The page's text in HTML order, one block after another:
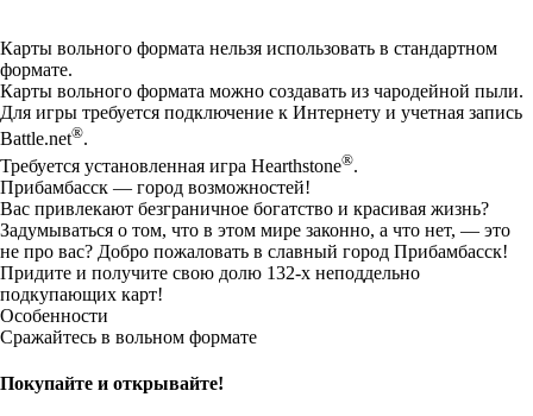
Available actions
Карты вольного формата нельзя использовать в стандартном
формате.
Карты вольного формата можно создавать из чародейной пыли.
Для игры требуется подключение к Интернету и учетная запись
Battle.net®.
Требуется установленная игра Hearthstone®.
Прибамбасск — город возможностей!
Вас привлекают безграничное богатство и красивая жизнь?
Задумываться о том, что в этом мире законно, а что нет, — это
не про вас? Добро пожаловать в славный город Прибамбасск!
Придите и получите свою долю 132-х неподдельно
подкупающих карт!
Особенности
Сражайтесь в вольном формате
Покупайте и открывайте!